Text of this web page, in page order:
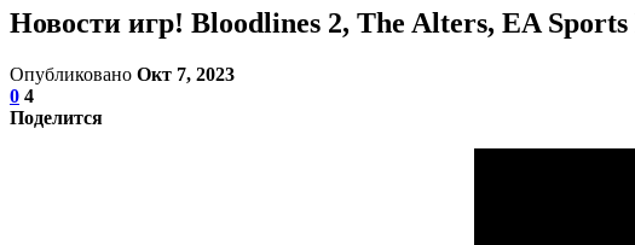
Новости игр! Bloodlines 2, The Alters, EA
Опубликовано Окт 7, 2023
0 4
Поделится